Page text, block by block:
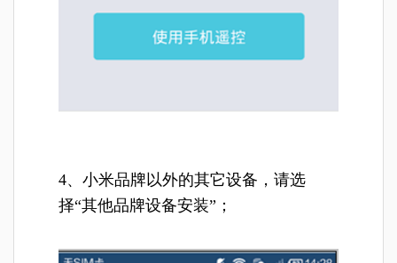
4、小米品牌以外的其它设备，请选
择“其他品牌设备安装”；